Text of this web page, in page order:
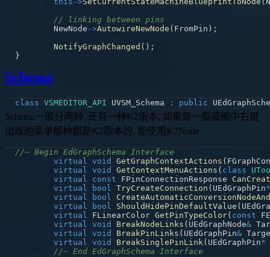
// linking between pins
	NewNode
->AutowireNewNode ( FromPin ) ;
NotifyGraphChanged ( ) ;
}
Schema
class VSMEDITOR_API UVSM_Schema : public
Schema一般分两种, 还有一种K2版本, 如果是一般蓝图中右键
出现的菜单那种都是K2版本的, 能使用K2Node
//~ Begin EdGraphSchema Interface
virtual void GetGraphContextActions (
virtual void GetContextMenuActions ( class
virtual
const FPinConnectionResponse
virtual
bool TryCreateConnection ( UEdGraphPin*
virtual
bool
virtual
bool ShouldHidePinDefaultValue (
virtual FLinearColor GetPinTypeColor( const
virtual void BreakNodeLinks ( UEdGraphNode&
virtual void BreakPinLinks ( UEdGraphPin&
virtual void BreakSinglePinLink( UEdGraphPin*
//~ End EdGraphSchema Interface